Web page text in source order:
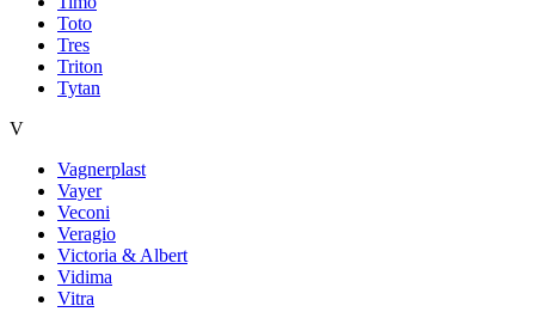
Toto
Tres
Triton
Tytan
V
Vagnerplast
Vayer
Veconi
Veragio
Victoria & Albert
Vidima
Vitra